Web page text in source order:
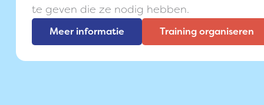
te geven die ze nodig hebben.
Meer informatie Training organiseren